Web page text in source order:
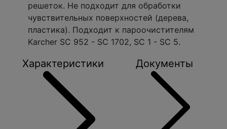
решеток. Не подходит для обработки
чувствительных поверхностей (дерева,
пластика). Подходит к пароочистителям
Karcher SC 952 - SC 1702, SC 1 - SC 5.
Характеристики Документы